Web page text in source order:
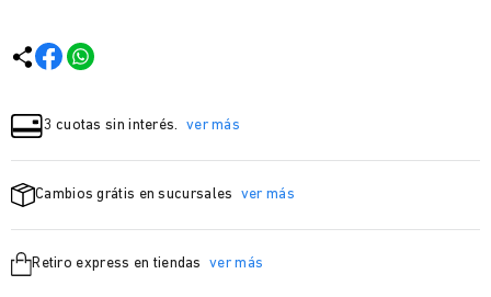
3 cuotas sin interés. ver más
Cambios grátis en sucursales ver más
Retiro express en tiendas ver más